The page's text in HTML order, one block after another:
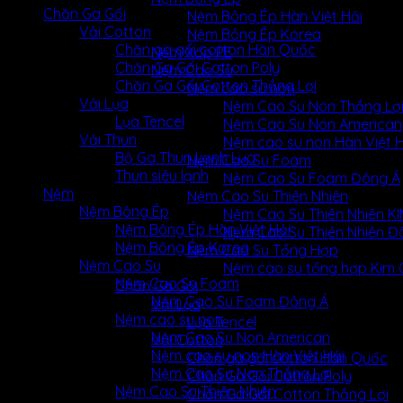
Nệm Bông Ép Hàn Việt Hải
Nệm Bông Ép Korea
Nệm Xốp PE
Nệm Cao Su
Nệm cao su non
Nệm Cao Su Non Thắng Lợi
Nệm Cao Su Non American
Nệm cao su non Hàn Việt
Nệm Cao Su Foam
Nệm Cao Su Foam Đông Á
Nệm Cao Su Thiên Nhiên
Nệm Cao Su Thiên Nhiên
Nệm Cao Su Thiên Nhiên
Nệm Cao Su Tổng Hợp
Nệm cao su tổng hợp Kim
Chăn Ga Gối
Vải Lụa
Lụa Tencel
Vải Cotton
Chăn ga gối cotton Hàn Quốc
Chăn Ga Gối Cotton Poly
Chăn Ga Gối Cotton Thắng Lợi
Chăn Ga Gối
Vải Cotton
Chăn ga gối cotton Hàn Quốc
Chăn Ga Gối Cotton Poly
Chăn Ga Gối Cotton Thắng Lợi
Vải Lụa
Lụa Tencel
Vải Thun
Bộ Ga Thun Lạnh Lụa
Thun siêu lạnh
Nệm
Nệm Bông Ép
Nệm Bông Ép Hàn Việt Hải
Nệm Bông Ép Korea
Nệm Cao Su
Nệm Cao Su Foam
Nệm Cao Su Foam Đông Á
Nệm cao su non
Nệm Cao Su Non American
Nệm cao su non Hàn Việt Hải
Nệm Cao Su Non Thắng Lợi
Nệm Cao Su Thiên Nhiên